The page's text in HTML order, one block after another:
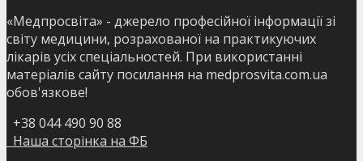
«Медпросвіта» - джерело професійної інформації зі
світу медицини, розрахованої на практикуючих
лікарів усіх спеціальностей. При використанні
матеріалів сайту посилання на medprosvita.com.ua
обов'язкове!
+38 044 490 90 88
Наша сторінка на ФБ